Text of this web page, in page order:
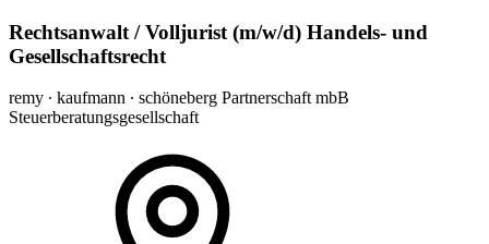
Rechtsanwalt / Volljurist (m/w/d) Handels- und
Gesellschaftsrecht
remy ∙ kaufmann ∙ schöneberg Partnerschaft mbB
Steuerberatungsgesellschaft